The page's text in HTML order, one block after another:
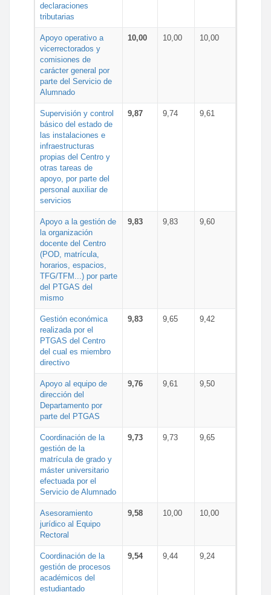
declaraciones
tributarias
Apoyo operativo a
vicerrectorados y
comisiones de
carácter general por
parte del Servicio de
Alumnado
10,00 10,00 10,00
Supervisión y control
básico del estado de
las instalaciones e
infraestructuras
propias del Centro y
otras tareas de
apoyo, por parte del
personal auxiliar de
servicios
9,87 9,74 9,61
Apoyo a la gestión de
la organización
docente del Centro
(POD, matrícula,
horarios, espacios,
TFG/TFM...) por parte
del PTGAS del
mismo
9,83 9,83 9,60
Gestión económica
realizada por el
PTGAS del Centro
del cual es miembro
directivo
9,83 9,65 9,42
Apoyo al equipo de
dirección del
Departamento por
parte del PTGAS
9,76 9,61 9,50
Coordinación de la
gestión de la
matrícula de grado y
máster universitario
efectuada por el
Servicio de Alumnado
9,73 9,73 9,65
Asesoramiento
jurídico al Equipo
Rectoral
9,58 10,00 10,00
Coordinación de la
gestión de procesos
académicos del
estudiantado
9,54 9,44 9,24